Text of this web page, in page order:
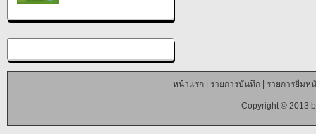
หน้าแรก| รายการบันทึก| รายการยืมห
Copyright © 2013